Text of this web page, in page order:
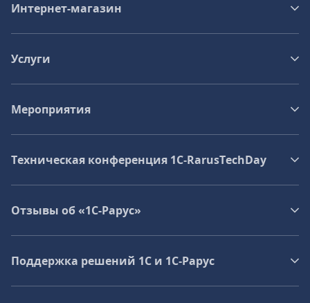
Интернет-магазин
Услуги
Мероприятия
Техническая конференция 1C‑RarusTechDay
Отзывы об «1С-Рарус»
Поддержка решений 1С и 1С‑Рарус